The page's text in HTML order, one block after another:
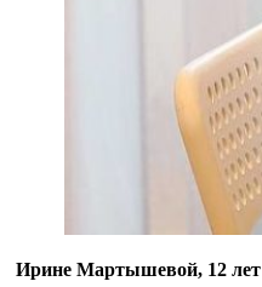
Ирине Мартышевой, 12 лет